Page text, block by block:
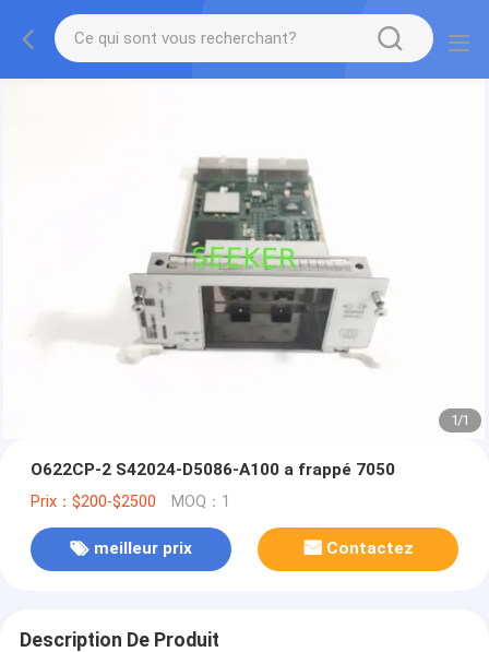
1/1
O622CP-2 S42024-D5086-A100 a frappé 7050
Prix：$200-$2500 MOQ：1
meilleur prix Contactez
Description De Produit